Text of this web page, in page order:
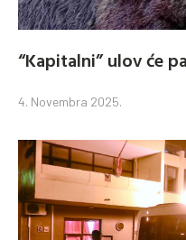
“Kapitalni” ulov će
4. Novembra 2025.